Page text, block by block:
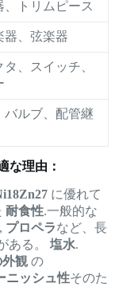
、トリムピース
器、弦楽器
タ、スイッチ、
バルブ、配管継
な理由：
に優れて
耐食性.一般的な
プロペラなど、長
ある。 塩水.
観の
ニッシュ性そのた